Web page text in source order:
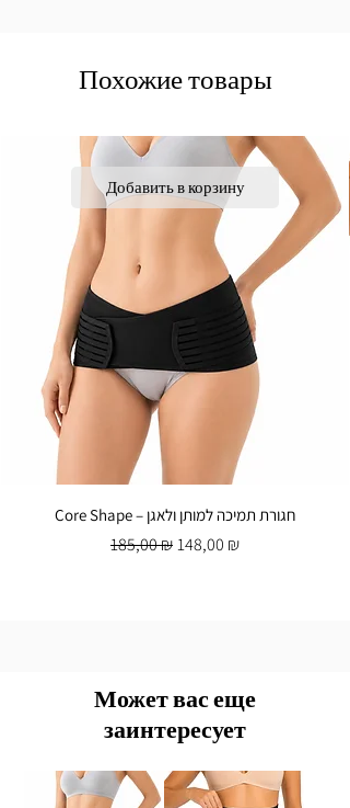
Похожие товары
Добавить в корзину
Core Shape – חגורת תמיכה למותן ולאגן
Обычная цена
185,00 ₪ Цена со скидкой
148,00 ₪
Может вас еще
заинтересует